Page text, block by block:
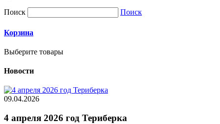
Поиск Поиск
Корзина
Выберите товары
Новости
09.04.2026
4 апреля 2026 год Териберка